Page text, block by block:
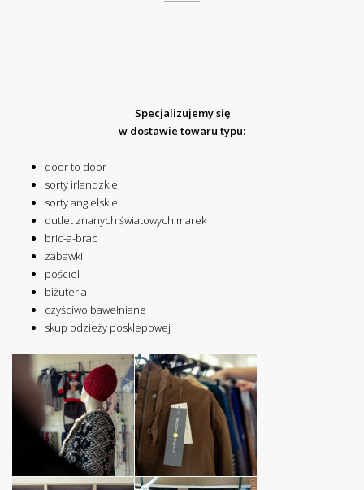
Specjalizujemy się
w dostawie towaru typu:
door to door
sorty irlandzkie
sorty angielskie
outlet znanych światowych marek
bric-a-brac
zabawki
pościel
biżuteria
czyściwo bawełniane
skup odzieży posklepowej